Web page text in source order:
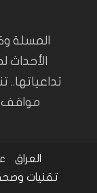
المسلة
الأحداث
تداعياتها..
مواقف
العراق
تقنيات